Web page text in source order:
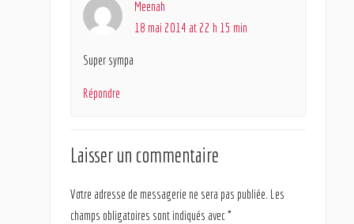
Meenah
18 mai 2014 at 22 h 15 min
Super sympa
Répondre
Laisser un commentaire
Votre adresse de messagerie ne sera pas publiée. Les
champs obligatoires sont indiqués avec*